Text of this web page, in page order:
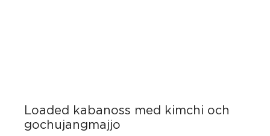
Loaded kabanoss med kimchi och
gochujangmajjo